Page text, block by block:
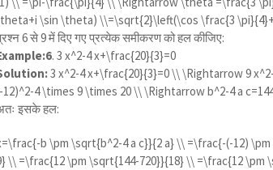
\sin \theta) \\=\sqrt{2}\left(\cos \frac{3
6 से 9 में दिए गए प्रत्येक समीकरण को हल कीजिए:
.3 x^2-4 x+\frac{20}{3}=0
3 x^2-4 x+\frac{20}{3}=0 \\ \Rightarrow 9
12)^2-4 \times 9 \times 20 \\ \Rightarrow b^2-4 a
इसके हल:
b \pm \sqrt{b^2-4 a c}}{2 a} \\ =\frac{-(-12)
\\ =\frac{12 \pm \sqrt{144-720}}{18} \\ =\frac{12 \pm